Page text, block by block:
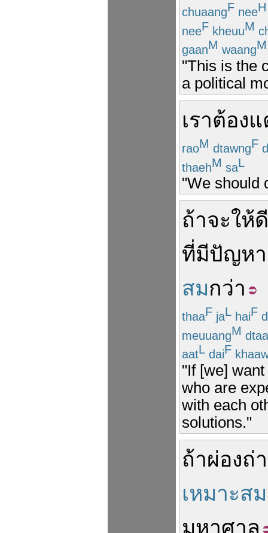
chuaangF neeH
neeF kheuuM
gaanM waangM
"This is the
a political
เราต้องแ
raoM dtawngF
thaehM saL
"We should
ถ้าจะให้ดี
ที่มีปัญหา
สมกว่า
thaaF jaL haiF
meuuangM
aatL daiF
"If [we]
who are
with each
solutions."
ถ้าผ่องถ่
เหมาะสม
มหาศาล